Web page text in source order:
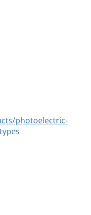
photoelectric-